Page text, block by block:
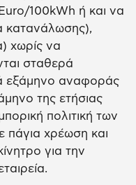
100kWh ή και να
κατανάλωσης),
χωρίς να
σταθερά
εξάμηνο αναφοράς
της ετήσιας
πολιτική των
πάγια χρέωση και
για την